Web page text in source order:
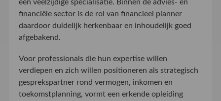
een veelzijdige specialisatie. Binnen de advies- en
financiële sector is de rol van financieel planner
daardoor duidelijk herkenbaar en inhoudelijk goed
afgebakend.
Voor professionals die hun expertise willen
verdiepen en zich willen positioneren als strategisch
gesprekspartner rond vermogen, inkomen en
toekomstplanning, vormt een erkende opleiding